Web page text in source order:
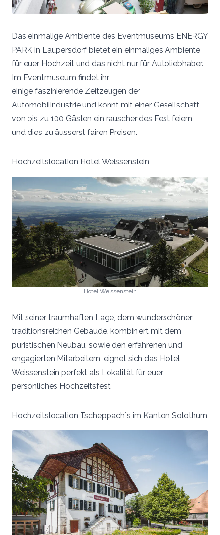
Das einmalige Ambiente des Eventmuseums ENERGY
PARK in Laupersdorf bietet ein einmaliges Ambiente
für euer Hochzeit und das nicht nur für Autoliebhaber.
Im Eventmuseum findet ihr
einige faszinierende Zeitzeugen der
Automobilindustrie und könnt mit einer Gesellschaft
von bis zu 100 Gästen ein rauschendes Fest feiern,
und dies zu äusserst fairen Preisen.
Hochzeitslocation Hotel Weissenstein
Hotel Weissenstein
Mit seiner traumhaften Lage, dem wunderschönen
traditionsreichen Gebäude, kombiniert mit dem
puristischen Neubau, sowie den erfahrenen und
engagierten Mitarbeitern, eignet sich das Hotel
Weissenstein perfekt als Lokalität für euer
persönliches Hochzeitsfest.
Hochzeitslocation Tscheppach`s im Kanton Solothurn